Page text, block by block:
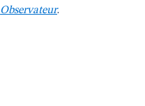
Observateur.